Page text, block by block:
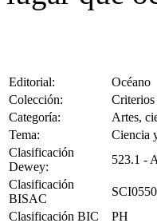
Editorial:
Océano
Colección:
Criterios
Categoría:
Artes,
Tema:
Ciencia
Clasificación
Dewey:
523.1 -
Clasificación
BISAC
Clasificación BIC
PH